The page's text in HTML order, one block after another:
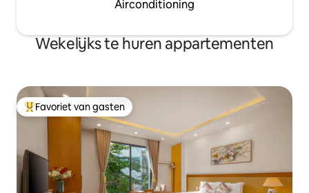
Airconditioning
Wekelijks te huren appartementen
Topfavoriet van gasten
Favoriet van gasten